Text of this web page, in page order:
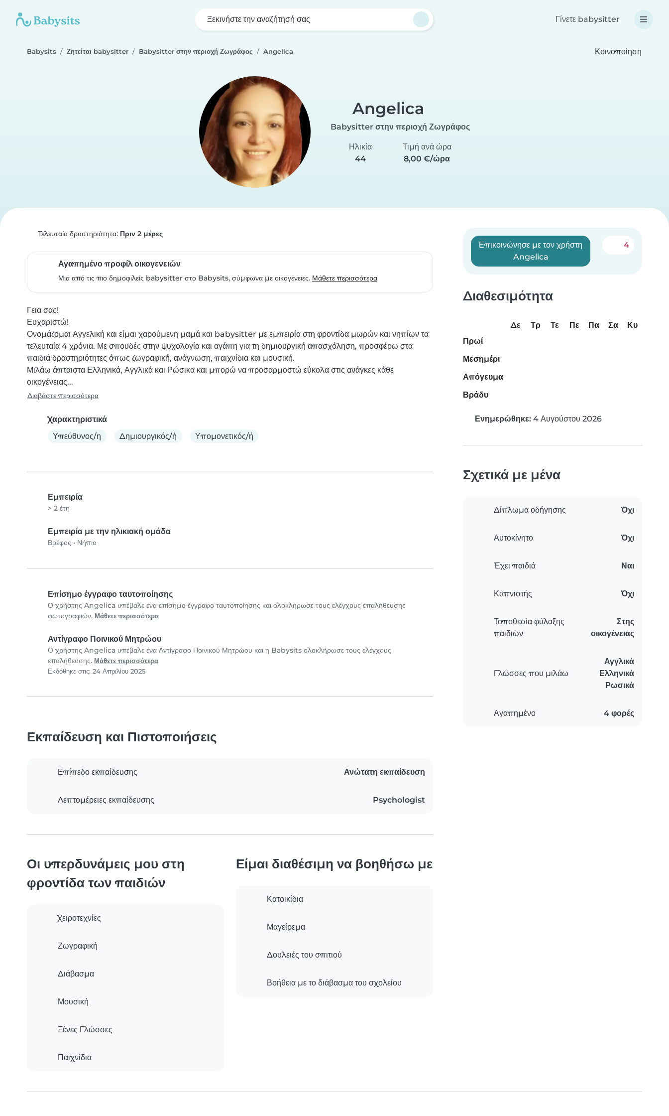
Ξεκινήστε την αναζήτησή σας Γίνετε babysitter
Babysits Ζητείται babysitter Babysitter στην περιοχή Ζωγράφος Angelica Κοινοποίηση
Angelica
Babysitter στην περιοχή Ζωγράφος
Ηλικία
44
Τιμή ανά ώρα
8,00 €/ώρα
Τελευταία δραστηριότητα: Πριν 2 μέρες
Αγαπημένο προφίλ οικογενειών
Μια από τις πιο δημοφιλείς babysitter στο Babysits, σύμφωνα με οικογένειες. Μάθετε περισσότερα
Γεια σας!
Ευχαριστώ!
Ονομάζομαι Αγγελική και είμαι χαρούμενη μαμά και babysitter με εμπειρία στη φροντίδα μωρών και νηπίων τα
τελευταία 4 χρόνια. Με σπουδές στην ψυχολογία και αγάπη για τη δημιουργική απασχόληση, προσφέρω στα
παιδιά δραστηριότητες όπως ζωγραφική, ανάγνωση, παιχνίδια και μουσική.
Μιλάω άπταιστα Ελληνικά, Αγγλικά και Ρώσικα και μπορώ να προσαρμοστώ εύκολα στις ανάγκες κάθε
οικογένειας...
Διαβάστε περισσότερα
Χαρακτηριστικά
Υπεύθυνος/η
Δημιουργικός/ή Υπομονετικός/ή
Εμπειρία
> 2 έτη
Εμπειρία με την ηλικιακή ομάδα
Βρέφος • Νήπιο
Επίσημο έγγραφο ταυτοποίησης
Ο χρήστης Angelica υπέβαλε ένα επίσημο έγγραφο ταυτοποίησης και ολοκλήρωσε τους ελέγχους επαλήθευσης
φωτογραφιών. Μάθετε περισσότερα
Αντίγραφο Ποινικού Μητρώου
Ο χρήστης Angelica υπέβαλε ένα Αντίγραφο Ποινικού Μητρώου και η Babysits ολοκλήρωσε τους ελέγχους
επαλήθευσης. Μάθετε περισσότερα
Εκδόθηκε στις: 24 Απριλίου 2025
Επικοινώνησε με τον χρήστη
Angelica
4
Διαθεσιμότητα
Δε Τρ Τε Πε Πα Σα
Κυ
Πρωί
Μεσημέρι
Απόγευμα
Βράδυ
Ενημερώθηκε: 4 Αυγούστου 2026
Σχετικά με μένα
Δίπλωμα οδήγησης Όχι
Αυτοκίνητο Όχι
Έχει παιδιά Ναι
Καπνιστής Όχι
Τοποθεσία φύλαξης
παιδιών
Στης
οικογένειας
Γλώσσες που μιλάω
Αγγλικά
Ελληνικά
Ρωσικά
Αγαπημένο 4 φορές
Εκπαίδευση και Πιστοποιήσεις
Επίπεδο εκπαίδευσης Ανώτατη εκπαίδευση
Λεπτομέρειες εκπαίδευσης Psychologist
Οι υπερδυνάμεις μου στη
φροντίδα των παιδιών
Χειροτεχνίες
Ζωγραφική
Διάβασμα
Μουσική
Ξένες Γλώσσες
Παιχνίδια
Είμαι διαθέσιμη να βοηθήσω με
Κατοικίδια
Μαγείρεμα
Δουλειές του σπιτιού
Βοήθεια με το διάβασμα του σχολείου